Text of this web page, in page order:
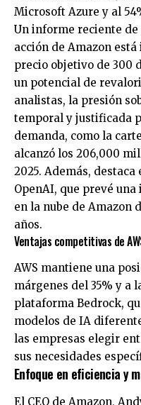
Microsoft Azure y al
Un informe reciente
acción de Amazon
precio objetivo de 300
un potencial de
analistas, la presión
temporal y justificada
demanda, como la
alcanzó los 206,000
2025. Además,
OpenAI, que prevé
en la nube de Amazon
años.
Ventajas competitivas de
AWS mantiene una
márgenes del 35% y a
plataforma Bedrock,
modelos de IA
las empresas elegir
sus necesidades
Enfoque en eficiencia y
El CEO de Amazon,